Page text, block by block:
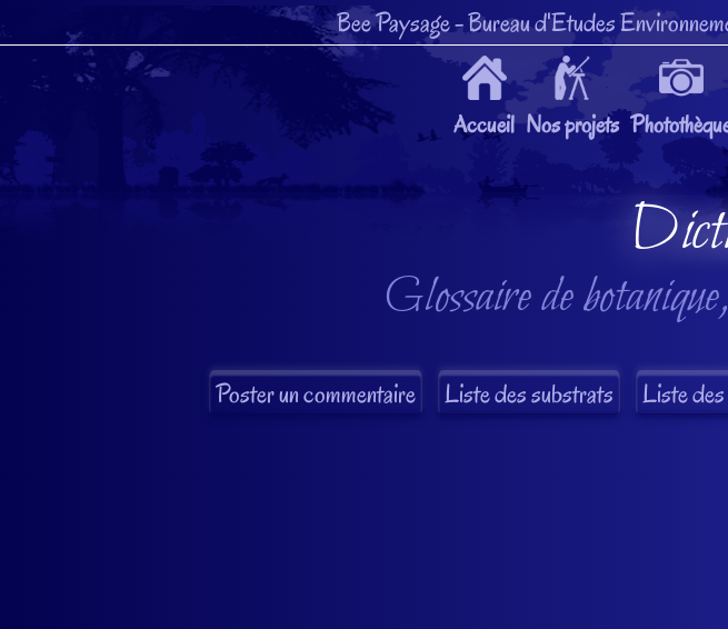
Bee Paysage- Bureau d'Etudes
Accueil Nos projets
Glossaire de
Liste des substrats Liste